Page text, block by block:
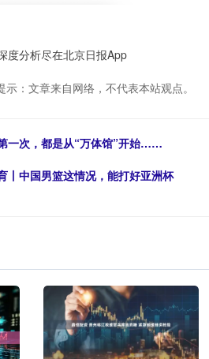
度分析尽在北京日报App
示：文章来自网络，不代表本站观点。
一次，都是从“万体馆”开始……
丨中国男篮这情况，能打好亚洲杯